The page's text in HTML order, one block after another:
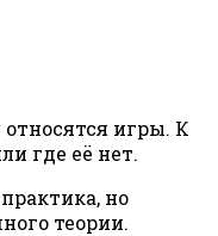
игры. К
где её нет.
но
теории.